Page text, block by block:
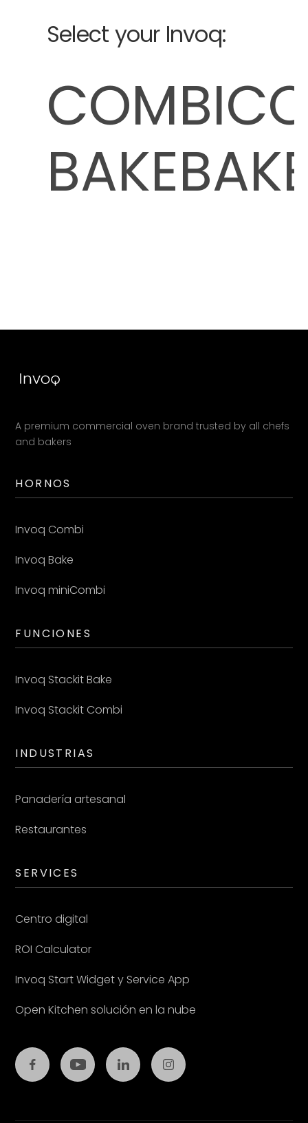
Select your Invoq:
COMBI
BAKE
A premium commercial oven brand trusted by all chefs
and bakers
HORNOS
Invoq Combi
Invoq Bake
Invoq miniCombi
FUNCIONES
Invoq Stackit Bake
Invoq Stackit Combi
INDUSTRIAS
Panadería artesanal
Restaurantes
SERVICES
Centro digital
ROI Calculator
Invoq Start Widget y Service App
Open Kitchen solución en la nube